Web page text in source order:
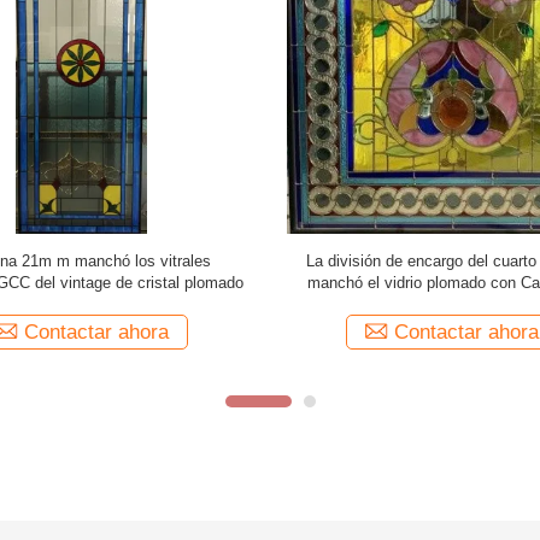
M colorearon el vidrio plomado
para la pátina del cinc de
Contactar ahora
pátina de cristal plomada
200m m victoriana Caming de
Contactar ahora